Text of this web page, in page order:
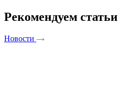
Рекомендуем статьи
Новости